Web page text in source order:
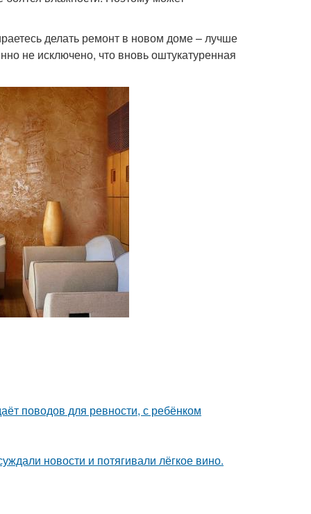
делать ремонт в новом доме – лучше
не исключено, что вновь оштукатуренная
поводов для ревности, с ребёнком
новости и потягивали лёгкое вино.